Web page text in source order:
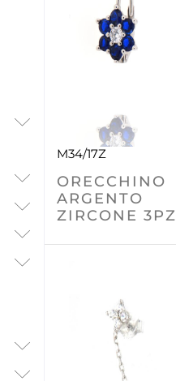
M34/17Z
ORECCHINO
ARGENTO
ZIRCONE 3PZ